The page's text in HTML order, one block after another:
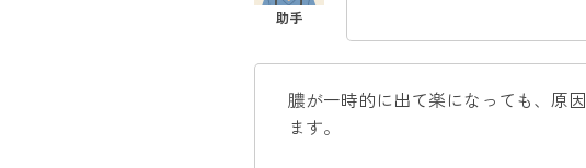
膿が一時的に出て楽になっても、原
ます。